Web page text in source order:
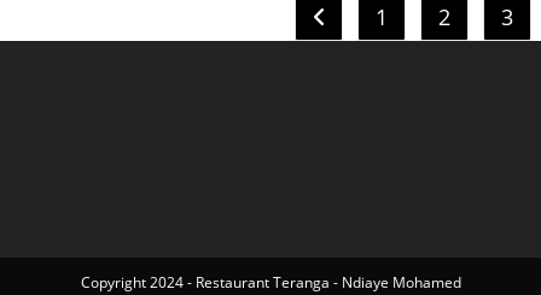
1 2 3
Copyright 2024 - Restaurant Teranga - Ndiaye Mohamed